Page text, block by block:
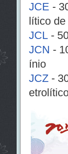
JCE -
lítico
JCL-
JCN -
ínio
JCZ-